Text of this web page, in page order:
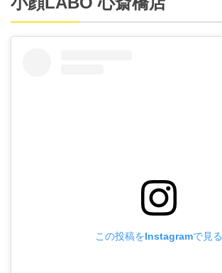
この投稿をInstagramで見る